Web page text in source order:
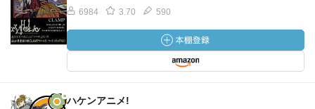
6984 3.70 590
ハケンアニメ!